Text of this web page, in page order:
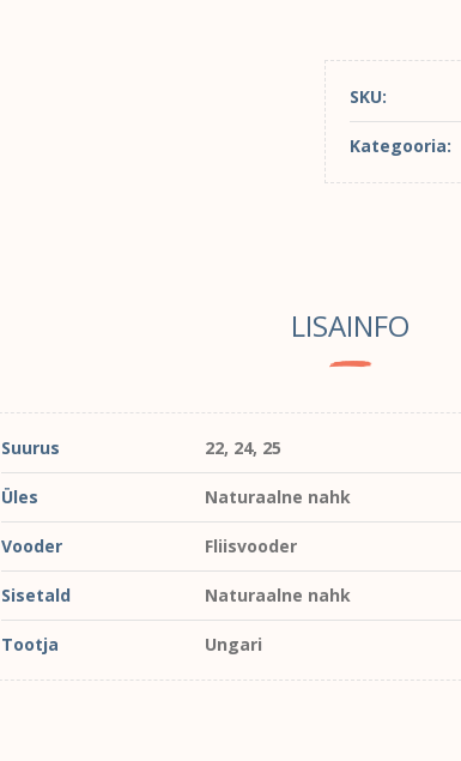
SKU:
Kategooria:
LISAINFO
Suurus 22, 24, 25
Üles Naturaalne nahk
Vooder Fliisvooder
Sisetald Naturaalne nahk
Tootja Ungari